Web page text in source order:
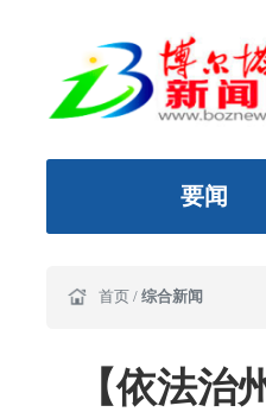
要闻
首页 / 综合新闻
【依法